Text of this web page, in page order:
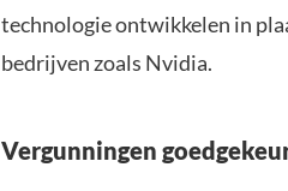
technologie ontwikkelen in
bedrijven zoals Nvidia.
Vergunningen